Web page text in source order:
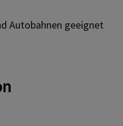
Autobahnen geeignet